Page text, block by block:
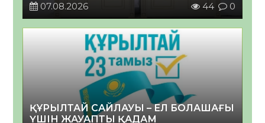
07.08.2026
44 0
ҚҰРЫЛТАЙ САЙЛАУЫ – ЕЛ БОЛАШАҒЫ
ҮШІН ЖАУАПТЫ ҚАДАМ